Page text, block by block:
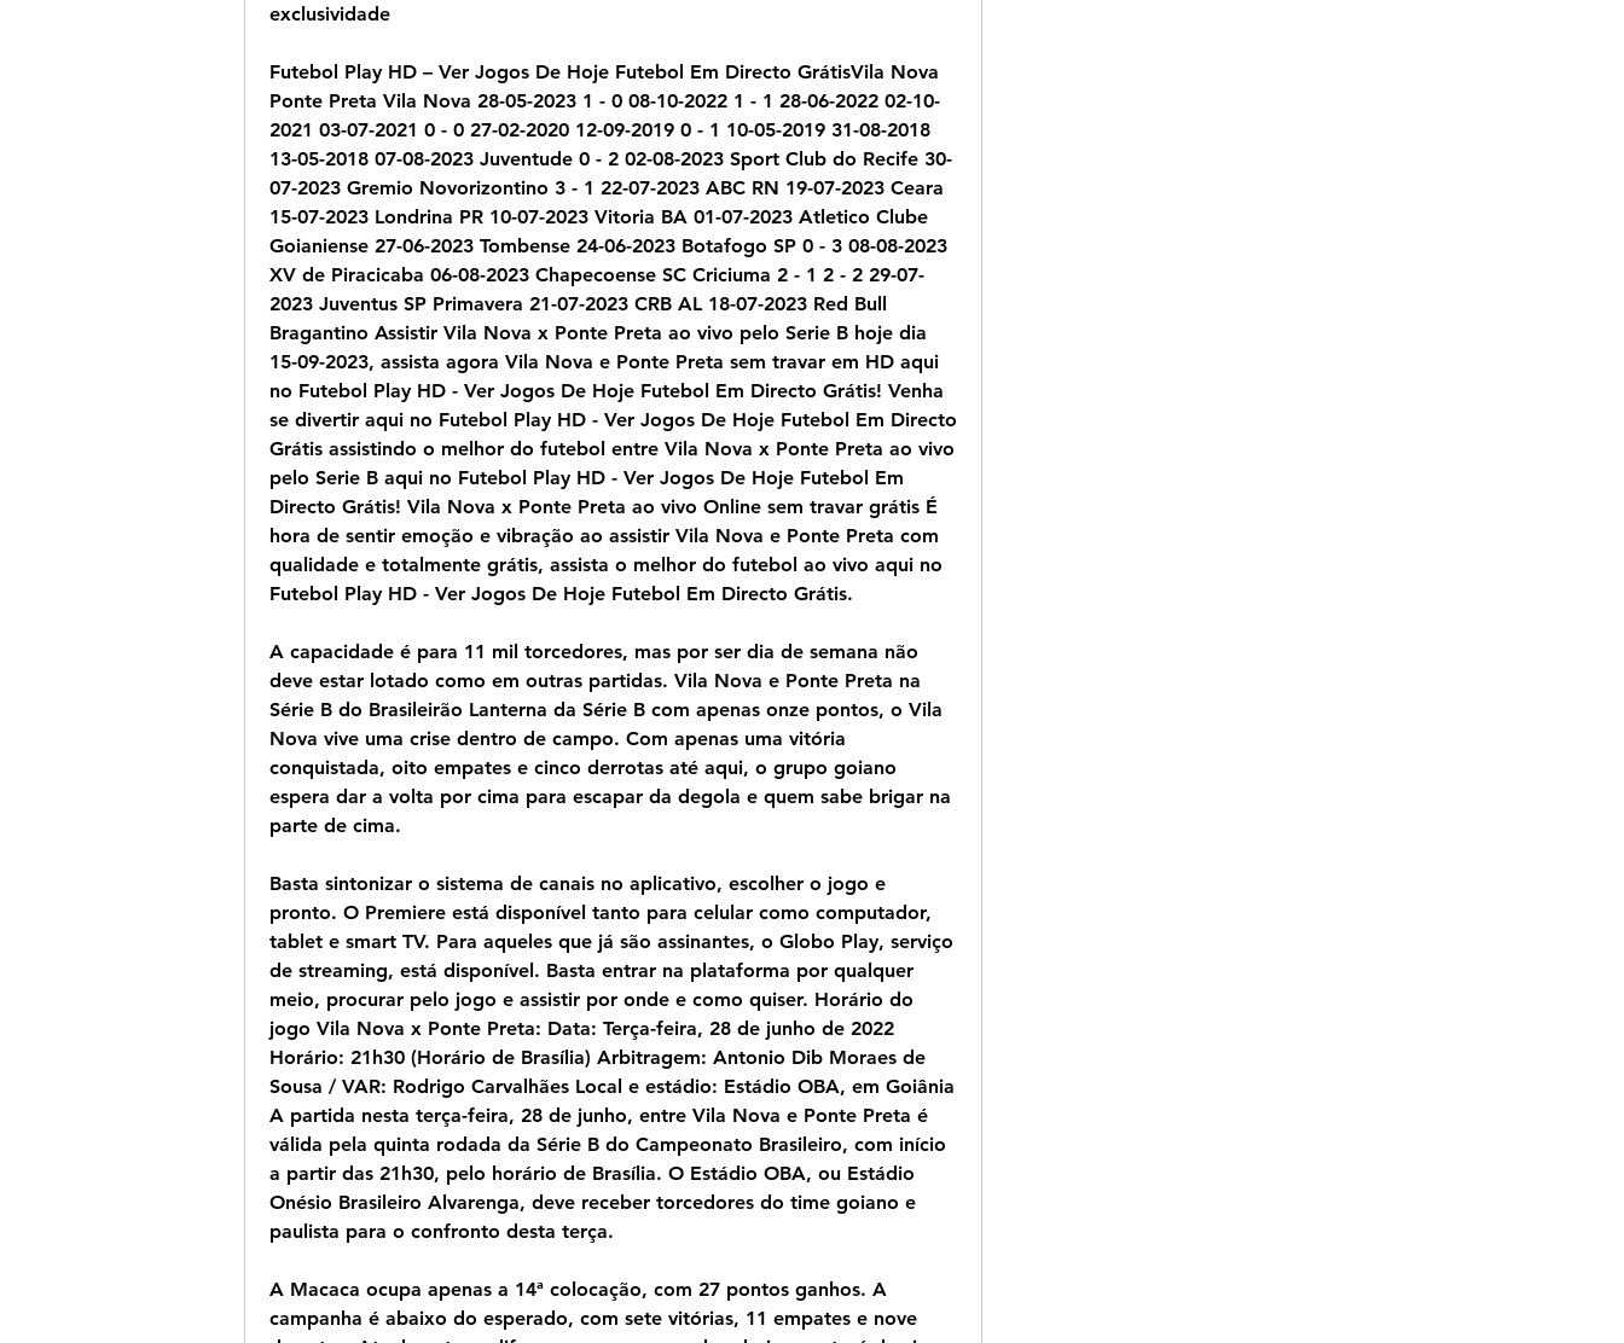
exclusividade
Futebol Play HD – Ver Jogos De Hoje Futebol Em Directo GrátisVila Nova
Ponte Preta Vila Nova 28-05-2023 1 - 0 08-10-2022 1 - 1 28-06-2022 02-10-
2021 03-07-2021 0 - 0 27-02-2020 12-09-2019 0 - 1 10-05-2019 31-08-2018
13-05-2018 07-08-2023 Juventude 0 - 2 02-08-2023 Sport Club do Recife 30-
07-2023 Gremio Novorizontino 3 - 1 22-07-2023 ABC RN 19-07-2023 Ceara
15-07-2023 Londrina PR 10-07-2023 Vitoria BA 01-07-2023 Atletico Clube
Goianiense 27-06-2023 Tombense 24-06-2023 Botafogo SP 0 - 3 08-08-2023
XV de Piracicaba 06-08-2023 Chapecoense SC Criciuma 2 - 1 2 - 2 29-07-
2023 Juventus SP Primavera 21-07-2023 CRB AL 18-07-2023 Red Bull
Bragantino Assistir Vila Nova x Ponte Preta ao vivo pelo Serie B hoje dia
15-09-2023, assista agora Vila Nova e Ponte Preta sem travar em HD aqui
no Futebol Play HD - Ver Jogos De Hoje Futebol Em Directo Grátis! Venha
se divertir aqui no Futebol Play HD - Ver Jogos De Hoje Futebol Em Directo
Grátis assistindo o melhor do futebol entre Vila Nova x Ponte Preta ao vivo
pelo Serie B aqui no Futebol Play HD - Ver Jogos De Hoje Futebol Em
Directo Grátis! Vila Nova x Ponte Preta ao vivo Online sem travar grátis É
hora de sentir emoção e vibração ao assistir Vila Nova e Ponte Preta com
qualidade e totalmente grátis, assista o melhor do futebol ao vivo aqui no
Futebol Play HD - Ver Jogos De Hoje Futebol Em Directo Grátis.
A capacidade é para 11 mil torcedores, mas por ser dia de semana não
deve estar lotado como em outras partidas. Vila Nova e Ponte Preta na
Série B do Brasileirão Lanterna da Série B com apenas onze pontos, o Vila
Nova vive uma crise dentro de campo. Com apenas uma vitória
conquistada, oito empates e cinco derrotas até aqui, o grupo goiano
espera dar a volta por cima para escapar da degola e quem sabe brigar na
parte de cima.
Basta sintonizar o sistema de canais no aplicativo, escolher o jogo e
pronto. O Premiere está disponível tanto para celular como computador,
tablet e smart TV. Para aqueles que já são assinantes, o Globo Play, serviço
de streaming, está disponível. Basta entrar na plataforma por qualquer
meio, procurar pelo jogo e assistir por onde e como quiser. Horário do
jogo Vila Nova x Ponte Preta: Data: Terça-feira, 28 de junho de 2022
Horário: 21h30 (Horário de Brasília) Arbitragem: Antonio Dib Moraes de
Sousa / VAR: Rodrigo Carvalhães Local e estádio: Estádio OBA, em Goiânia
A partida nesta terça-feira, 28 de junho, entre Vila Nova e Ponte Preta é
válida pela quinta rodada da Série B do Campeonato Brasileiro, com início
a partir das 21h30, pelo horário de Brasília. O Estádio OBA, ou Estádio
Onésio Brasileiro Alvarenga, deve receber torcedores do time goiano e
paulista para o confronto desta terça.
A Macaca ocupa apenas a 14ª colocação, com 27 pontos ganhos. A
campanha é abaixo do esperado, com sete vitórias, 11 empates e nove